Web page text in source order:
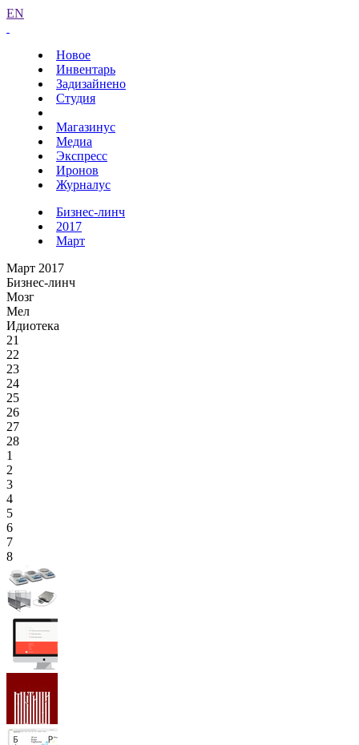
EN
Новое
Инвентарь
Задизайнено
Студия
Магазинус
Медиа
Экспресс
Иронов
Журналус
Бизнес-линч
2017
Март
Март 2017
Бизнес-линч
Мозг
Мел
Идиотека
21
22
23
24
25
26
27
28
1
2
3
4
5
6
7
8